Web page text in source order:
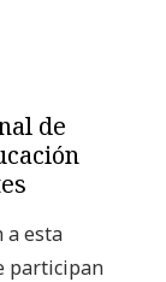
de
a esta
participan